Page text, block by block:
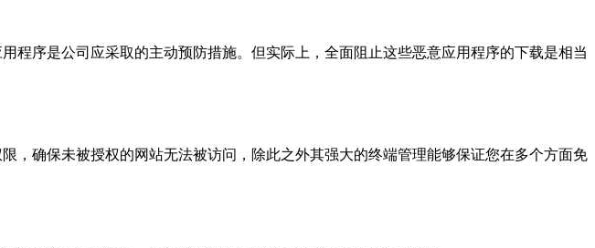
程序是公司应采取的主动预防措施。但实际上，全面阻止这些恶意应用程序的下载是相当
，确保未被授权的网站无法被访问，除此之外其强大的终端管理能够保证您在多个方面免